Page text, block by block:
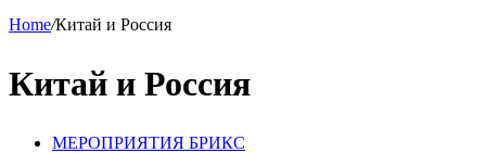
Home/Китай и Россия
Китай и Россия
МЕРОПРИЯТИЯ БРИКС